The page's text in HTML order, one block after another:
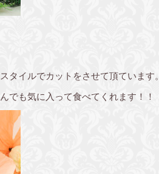
タイルでカットをさせて頂ています。
でも気に入って食べてくれます！！